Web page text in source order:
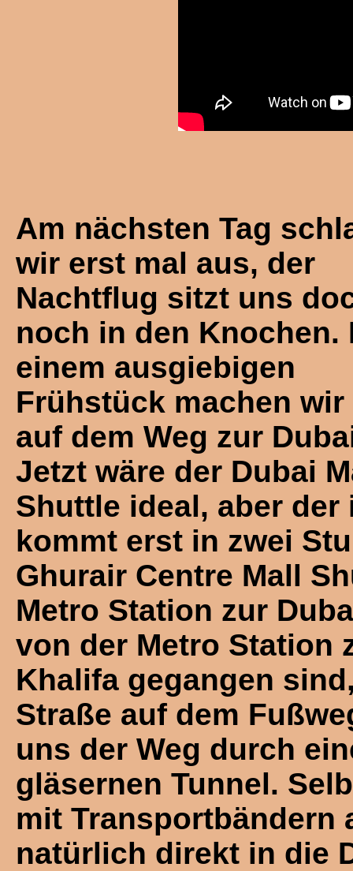
Am nächsten Tag
wir erst mal aus, der
Nachtflug sitzt uns
noch in den Knochen.
einem ausgiebigen
Frühstück machen wir
auf dem Weg zur
Jetzt wäre der Dubai
Shuttle ideal, aber
kommt erst in zwei
Ghurair Centre Mall
Metro Station zur
von der Metro Station
Khalifa gegangen
Straße auf dem
uns der Weg durch
gläsernen Tunnel.
mit Transportbändern
natürlich direkt in die